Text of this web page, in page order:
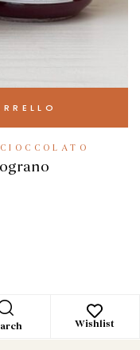
Wishlist